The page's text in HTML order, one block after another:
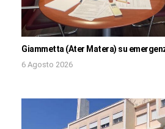
Giammetta (Ater Matera) su
6 Agosto 2026